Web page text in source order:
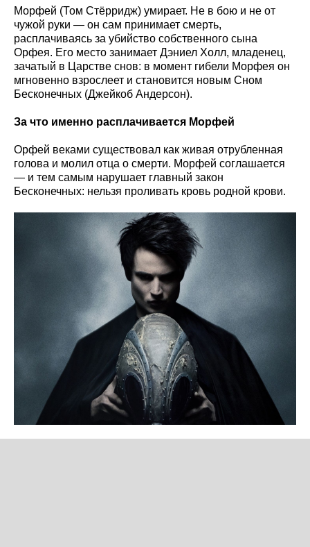
Морфей (Том Стёрридж) умирает. Не в бою и не от
чужой руки — он сам принимает смерть,
расплачиваясь за убийство собственного сына
Орфея. Его место занимает Дэниел Холл, младенец,
зачатый в Царстве снов: в момент гибели Морфея он
мгновенно взрослеет и становится новым Сном
Бесконечных (Джейкоб Андерсон).
За что именно расплачивается Морфей
Орфей веками существовал как живая отрубленная
голова и молил отца о смерти. Морфей соглашается
— и тем самым нарушает главный закон
Бесконечных: нельзя проливать кровь родной крови.